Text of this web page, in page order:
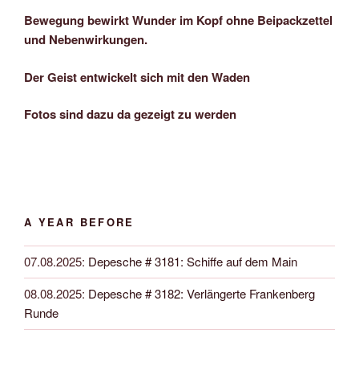
Bewegung bewirkt Wunder im Kopf ohne Beipackzettel
und Nebenwirkungen.
Der Geist entwickelt sich mit den Waden
Fotos sind dazu da gezeigt zu werden
A YEAR BEFORE
07.08.2025: Depesche # 3181: Schiffe auf dem Main
08.08.2025: Depesche # 3182: Verlängerte Frankenberg
Runde